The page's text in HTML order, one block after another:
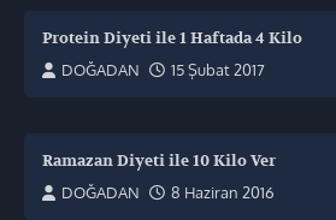
Protein Diyeti ile 1 Haftada 4 Kilo
DOĞADAN
15 Şubat 2017
Ramazan Diyeti ile 10 Kilo Ver
DOĞADAN
8 Haziran 2016